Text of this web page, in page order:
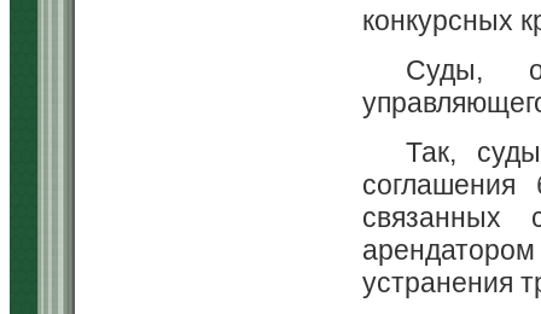
конкурсных
Суды,
Так,
соглашения
связанных
устранения